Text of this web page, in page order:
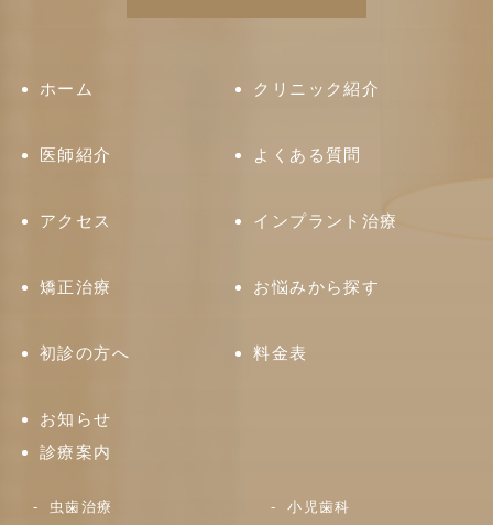
ホーム クリニック紹介
医師紹介 よくある質問
アクセス インプラント治療
矯正治療 お悩みから探す
初診の方へ 料金表
お知らせ
診療案内
虫歯治療 小児歯科